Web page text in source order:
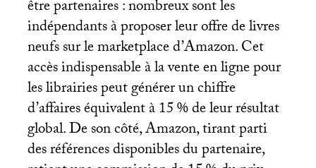
être partenaires : nombreux sont les
indépendants à proposer leur offre de livres
neufs sur le marketplace d’Amazon. Cet
accès indispensable à la vente en ligne pour
les librairies peut générer un chiffre
d’affaires équivalent à 15% de leur résultat
global. De son côté, Amazon, tirant parti
des références disponibles du partenaire,